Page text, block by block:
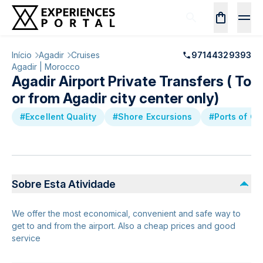
Início Agadir Cruises
97144329393
Agadir | Morocco
Agadir Airport Private Transfers ( To
or from Agadir city center only)
#Excellent Quality #Shore Excursions #Ports of
Sobre Esta Atividade
We offer the most economical, convenient and safe way to
get to and from the airport. Also a cheap prices and good
service